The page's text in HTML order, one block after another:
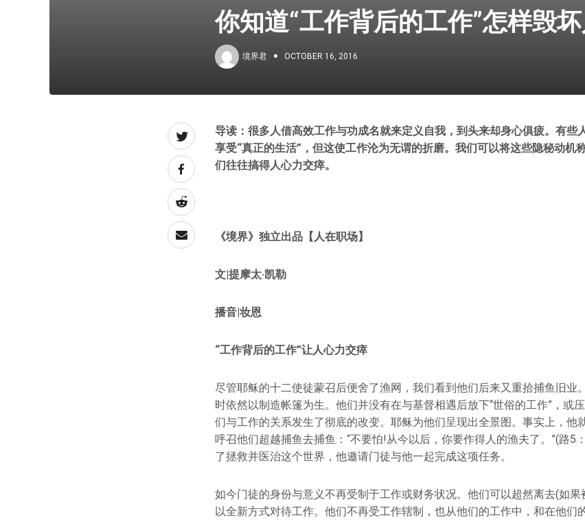
你知道“工作背后的工作”怎样毁
境界君 OCTOBER 16, 2016
导读：很多人借高效工作与功成名就来定义自我，到头来却身心俱疲。有些
享受“真正的生活”，但这使工作沦为无谓的折磨。我们可以将这些隐秘动机
们往往搞得人心力交瘁。
《境界》独立出品【人在职场】
文|提摩太·凯勒
播音|妆恩
“工作背后的工作”让人心力交瘁
尽管耶稣的十二使徒蒙召后便舍了渔网，我们看到他们后来又重拾捕鱼旧业
时依然以制造帐篷为生。他们并没有在与基督相遇后放下“世俗的工作”，或
们与工作的关系发生了彻底的改变。耶稣为他们呈现出全景图。事实上，他
呼召他们超越捕鱼去捕鱼：“不要怕!从今以后，你要作得人的渔夫了。”(路5
了拯救并医治这个世界，他邀请门徒与他一起完成这项任务。
如今门徒的身份与意义不再受制于工作或财务状况。他们可以超然离去(如
以全新方式对待工作。他们不再受工作辖制，也从他们的工作中，和在他们